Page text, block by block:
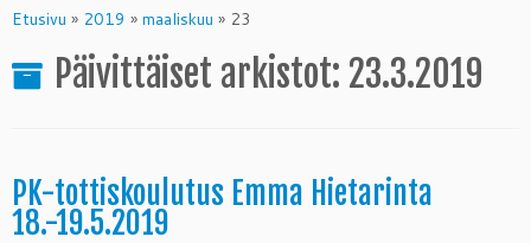
toEtusivu » 2019 » maaliskuu » 23
Päivittäiset arkistot: 23.3.2019
PK-tottiskoulutus Emma Hietarinta
18.-19.5.2019